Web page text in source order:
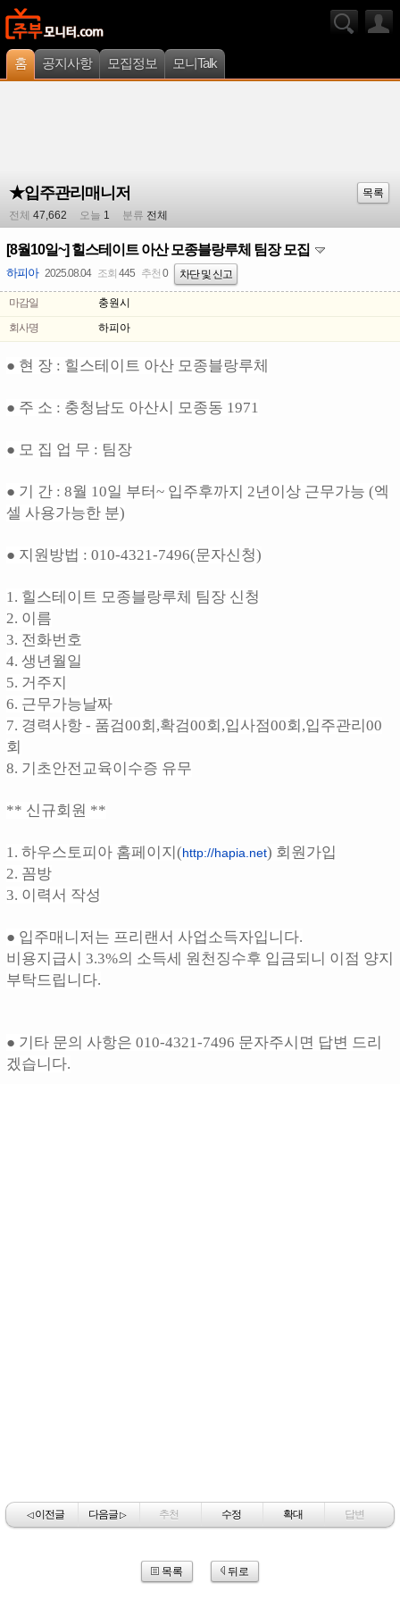
홈 공지사항 모집정보 모니Talk
★입주관리매니저
목록
전체 47,662 오늘 1 분류 전체
[8월10일~] 힐스테이트 아산 모종블랑루체 팀장 모집
하피아 2025.08.04 조회 445 추천 0 차단 및 신고
마감일
충원시
회사명
하피아
● 현 장 : 힐스테이트 아산 모종블랑루체
● 주 소 : 충청남도 아산시 모종동 1971
● 모 집 업 무 : 팀장
● 기 간 : 8월 10일 부터~ 입주후까지 2년이상 근무가능 (엑
셀 사용가능한 분)
● 지원방법 : 010-4321-7496(문자신청)
1. 힐스테이트 모종블랑루체 팀장 신청
2. 이름
3. 전화번호
4. 생년월일
5. 거주지
6. 근무가능날짜
7. 경력사항 - 품검00회,확검00회,입사점00회,입주관리00
회
8. 기초안전교육이수증 유무
** 신규회원 **
1. 하우스토피아 홈페이지(http://hapia.net) 회원가입
2. 꼼방
3. 이력서 작성
● 입주매니저는 프리랜서 사업소득자입니다.
비용지급시 3.3%의 소득세 원천징수후 입금되니 이점 양지
부탁드립니다.
● 기타 문의 사항은 010-4321-7496 문자주시면 답변 드리
겠습니다.
◁이전글 다음글▷ 추천 수정 확대 답변
목록 뒤로